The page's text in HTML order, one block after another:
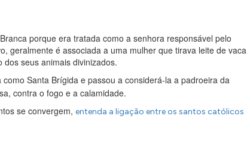
porque era tratada como a senhora responsável pelo
geralmente é associada a uma mulher que tirava leite de vaca
seus animais divinizados.
como Santa Brígida e passou a considerá-la a padroeira da
contra o fogo e a calamidade.
se convergem, entenda a ligação entre os santos católicos